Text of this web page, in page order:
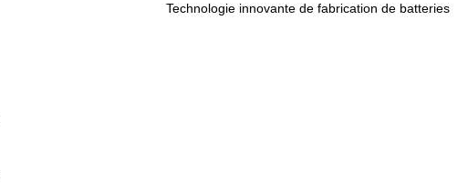
Technologie innovante de fabrication de batteries